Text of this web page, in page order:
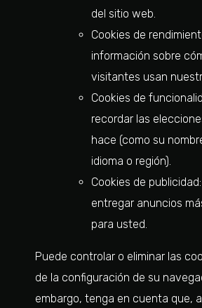
del sitio web.
Cookies de
información sobre
visitantes usan
Cookies de
recordar las
hace (como su
idioma o región).
Cookies de
entregar anuncios
para usted.
Puede controlar o eliminar las
de la configuración de su
embargo, tenga en cuenta que,